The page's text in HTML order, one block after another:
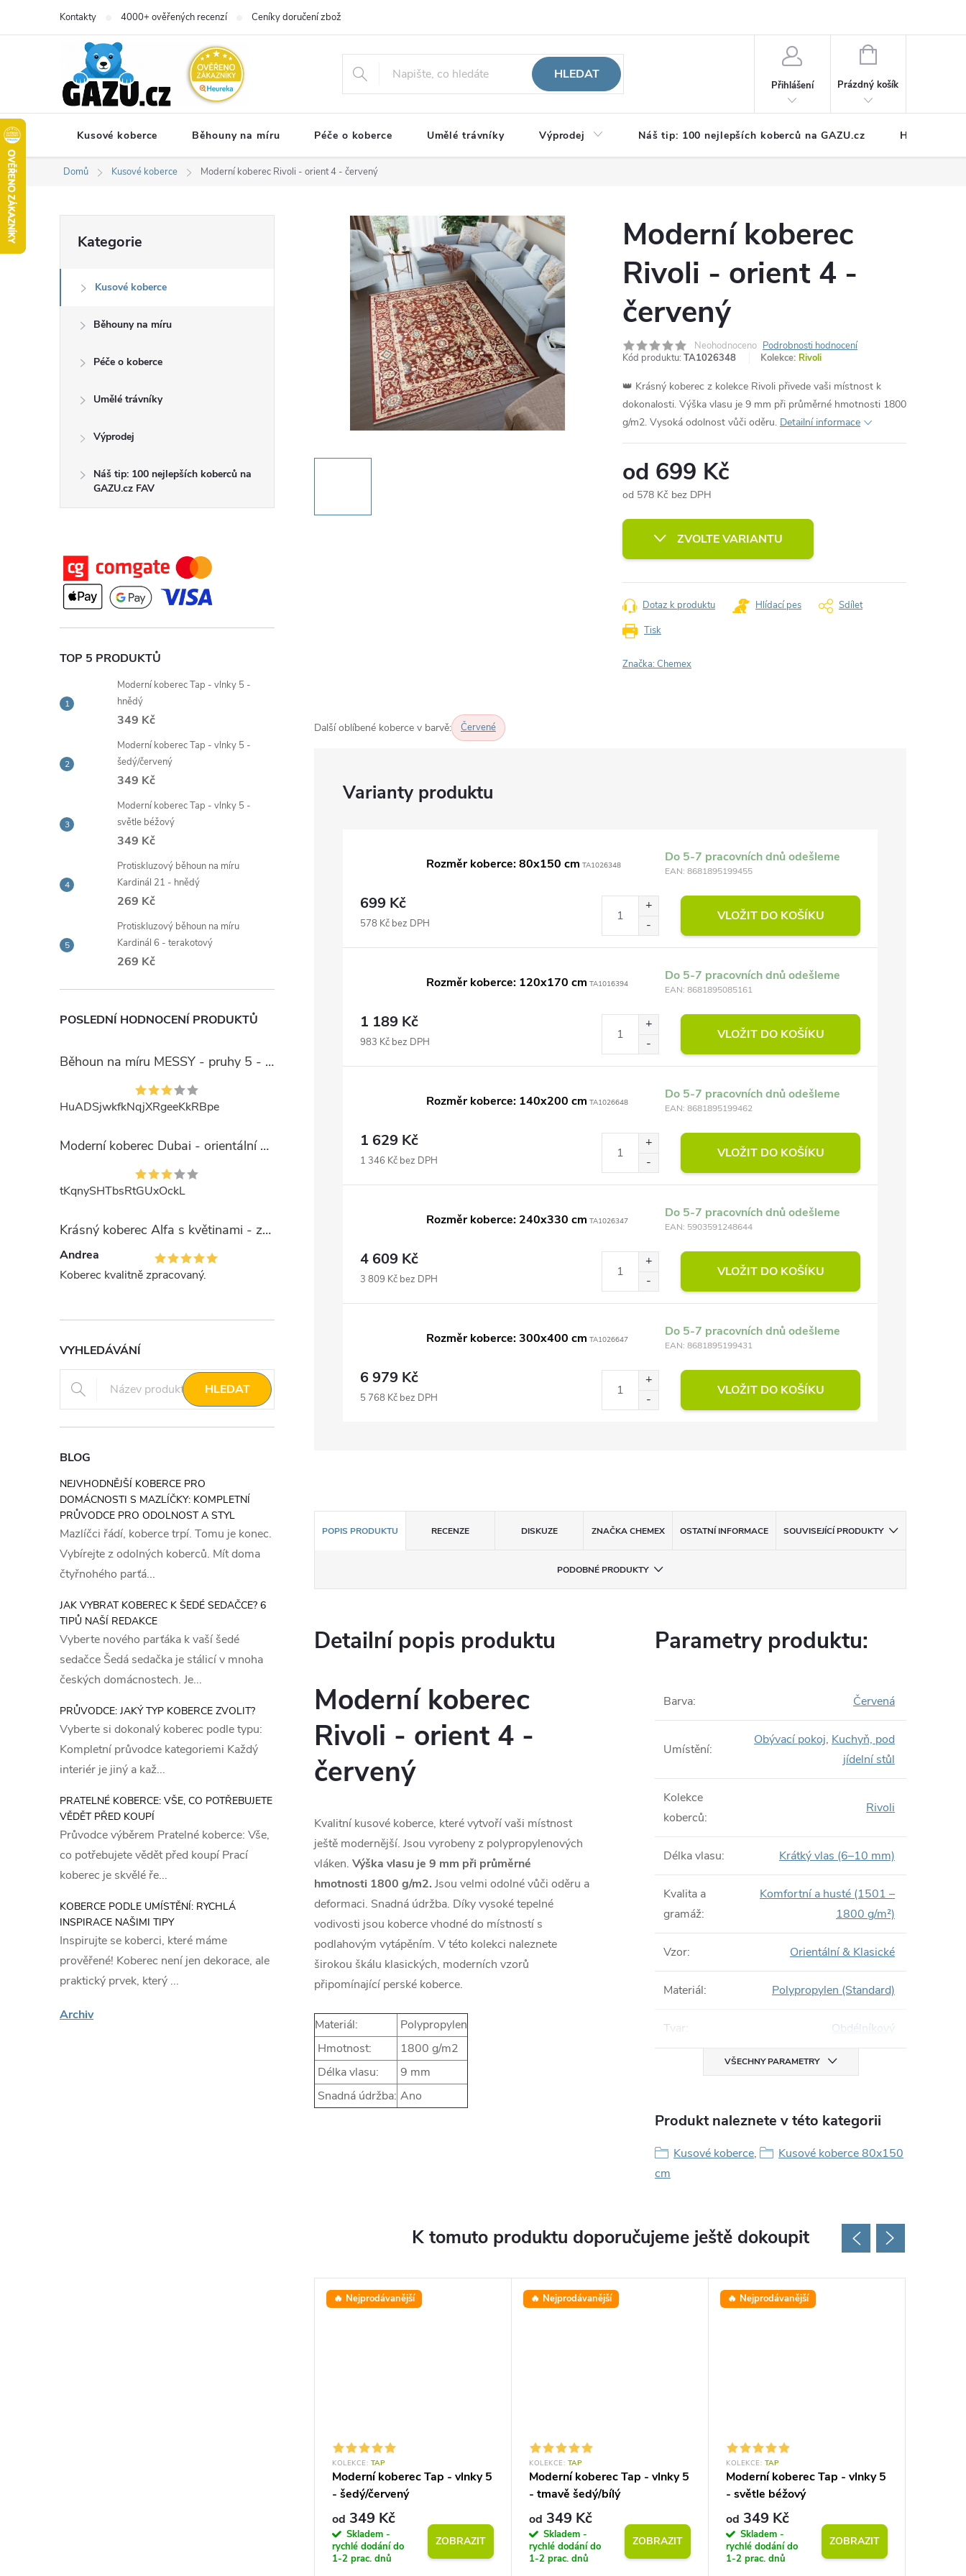
Kontakty 4000+ ověřených recenzí Ceníky doručení zboží
HLEDAT
Přihlášení
NÁKUPNÍ
Prázdný košík
Kusové koberce Běhouny na míru Péče o koberce Umělé trávníky Výprodej Náš tip: 100 nejlepších koberců na GAZU.cz Hodnocení
Domů Kusové koberce Moderní koberec Rivoli - orient 4 - červený
o
s
í
p
a
n
e
l
kategorie
Kategorie
Kusové koberce
Běhouny na míru
Péče o koberce
Umělé trávníky
Výprodej
Náš tip: 100 nejlepších koberců na
GAZU.cz FAV
TOP 5 PRODUKTŮ
Moderní koberec Tap - vlnky 5 -
hnědý
349 Kč
Moderní koberec Tap - vlnky 5 -
šedý/červený
349 Kč
Moderní koberec Tap - vlnky 5 -
světle béžový
349 Kč
Protiskluzový běhoun na míru
Kardinál 21 - hnědý
269 Kč
Protiskluzový běhoun na míru
Kardinál 6 - terakotový
269 Kč
POSLEDNÍ HODNOCENÍ PRODUKTŮ
Běhoun na míru MESSY - pruhy 5 - béžový
HuADSjwkfkNqjXRgeeKkRBpe
Moderní koberec Dubai - orientální 6 - červený
tKqnySHTbsRtGUxOckL
Krásný koberec Alfa s květinami - zelený
Andrea
Koberec kvalitně zpracovaný.
VYHLEDÁVÁNÍ
HLEDAT
BLOG
NEJVHODNĚJŠÍ KOBERCE PRO
DOMÁCNOSTI S MAZLÍČKY: KOMPLETNÍ
PRŮVODCE PRO ODOLNOST A STYL
Mazlíčci řádí, koberce trpí. Tomu je konec.
Vybírejte z odolných koberců. Mít doma
čtyřnohého parťá...
JAK VYBRAT KOBEREC K ŠEDÉ SEDAČCE? 6
TIPŮ NAŠÍ REDAKCE
Vyberte nového parťáka k vaší šedé
sedačce Šedá sedačka je stálicí v mnoha
českých domácnostech. Je...
PRŮVODCE: JAKÝ TYP KOBERCE ZVOLIT?
Vyberte si dokonalý koberec podle typu:
Kompletní průvodce kategoriemi Každý
interiér je jiný a kaž...
PRATELNÉ KOBERCE: VŠE, CO POTŘEBUJETE
VĚDĚT PŘED KOUPÍ
Průvodce výběrem Pratelné koberce: Vše,
co potřebujete vědět před koupí Prací
koberec je skvělé ře...
KOBERCE PODLE UMÍSTĚNÍ: RYCHLÁ
INSPIRACE NAŠIMI TIPY
Inspirujte se koberci, které máme
prověřené! Koberec není jen dekorace, ale
praktický prvek, který ...
Archiv
Moderní koberec
Rivoli - orient 4 -
červený
Neohodnoceno Podrobnosti hodnocení
Kód produktu: TA1026348 Kolekce: Rivoli
👑 Krásný koberec z kolekce Rivoli přivede vaši místnost k
dokonalosti. Výška vlasu je 9 mm při průměrné hmotnosti 1800
g/m2. Vysoká odolnost vůči oděru. Detailní informace
od 699 Kč
od 578 Kč bez DPH
cena:
ZVOLTE VARIANTU
Tisk
Dotaz k produktu Hlídací pes Sdílet
Značka:Chemex
Další oblíbené koberce v barvě: Červené
Rozměr koberce: 80x150 cm TA1026348
Do 5-7 pracovních dnů odešleme
EAN: 8681895199455
699 Kč
578 Kč bez DPH VLOŽIT DO KOŠÍKU
Rozměr koberce: 120x170 cm TA1016394
Do 5-7 pracovních dnů odešleme
EAN: 8681895085161
1 189 Kč
983 Kč bez DPH VLOŽIT DO KOŠÍKU
Rozměr koberce: 140x200 cm TA1026648
Do 5-7 pracovních dnů odešleme
EAN: 8681895199462
1 629 Kč
1 346 Kč bez DPH VLOŽIT DO KOŠÍKU
Rozměr koberce: 240x330 cm TA1026347
Do 5-7 pracovních dnů odešleme
EAN: 5903591248644
4 609 Kč
3 809 Kč bez DPH VLOŽIT DO KOŠÍKU
Rozměr koberce: 300x400 cm TA1026647
Do 5-7 pracovních dnů odešleme
EAN: 8681895199431
6 979 Kč
5 768 Kč bez DPH VLOŽIT DO KOŠÍKU
POPIS PRODUKTU RECENZE DISKUZE ZNAČKACHEMEX OSTATNÍ INFORMACE SOUVISEJÍCÍ PRODUKTY
PODOBNÉ PRODUKTY
Detailní popis produktu
Moderní koberec
Rivoli - orient 4 -
červený
Kvalitní kusové koberce, které vytvoří vaši místnost
ještě modernější. Jsou vyrobeny z polypropylenových
vláken. Výška vlasu je 9 mm při průměrné
hmotnosti 1800 g/m2. Jsou velmi odolné vůči oděru a
deformaci. Snadná údržba. Díky vysoké tepelné
vodivosti jsou koberce vhodné do místností s
podlahovým vytápěním. V této kolekci naleznete
širokou škálu klasických, moderních vzorů
připomínající perské koberce.
Materiál:
Polypropylen
Hmotnost:
1800 g/m2
Délka vlasu:
9 mm
Snadná údržba: Ano
Parametry produktu:
Barva: Červená
Umístění:
Obývací pokoj, Kuchyň, pod
jídelní stůl
Kolekce
koberců:
Rivoli
Délka vlasu: Krátký vlas (6–10 mm)
Kvalita a
gramáž:
Komfortní a husté (1501 –
1800 g/m²)
Vzor: Orientální & Klasické
Materiál: Polypropylen (Standard)
Tvar: Obdélníkový
VŠECHNY PARAMETRY
Produkt naleznete v této kategorii
Kusové koberce,
Kusové koberce 80x150
cm
K tomuto produktu doporučujeme ještě dokoupit
🔥 Nejprodávanější
KOLEKCE: TAP
Moderní koberec Tap - vlnky 5
- šedý/červený
od 349 Kč
Skladem -
rychlé dodání do
1-2 prac. dnů
ZOBRAZIT
🔥 Nejprodávanější
KOLEKCE: TAP
Moderní koberec Tap - vlnky 5
- tmavě šedý/bílý
od 349 Kč
Skladem -
rychlé dodání do
1-2 prac. dnů
ZOBRAZIT
🔥 Nejprodávanější
KOLEKCE: TAP
Moderní koberec Tap - vlnky 5
- světle béžový
od 349 Kč
Skladem -
rychlé dodání do
1-2 prac. dnů
ZOBRAZIT